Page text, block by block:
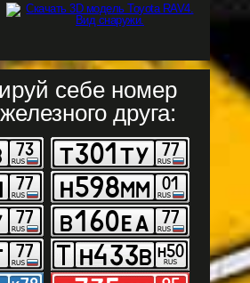
себе номер
друга: